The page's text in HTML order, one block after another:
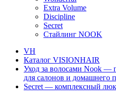
Extra Volume
Discipline
Secret
Стайлинг NOOK
VH
Каталог VISIONHAIR
Уход за волосами Nook —
для салонов и домашнего
Secret — комплексный